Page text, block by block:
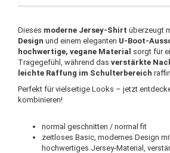
Dieses moderne Jersey-Shirt überzeugt
Design und einem eleganten U-Boot-
hochwertige, vegane Material sorgt für
Tragegefühl, während das verstärkte
leichte Raffung im Schulterbereich
Perfekt für vielseitige Looks – jetzt
kombinieren!
normal geschnitten / normal fit
zeitloses Basic, modernes Design
hochwertiges Jersey-Material,